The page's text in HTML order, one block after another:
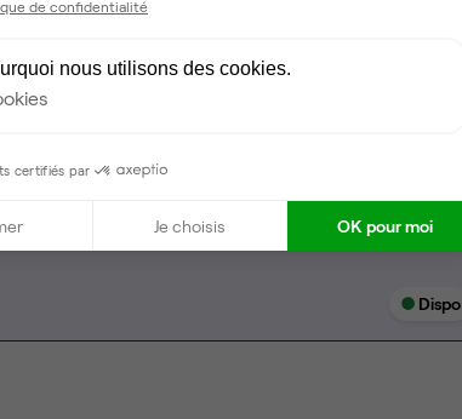
Espace détente
Ménage
Tables / chaises
Dispo
de confidentialité
nous utilisons des cookies.
certifiés par
Je choisis OK pour moi